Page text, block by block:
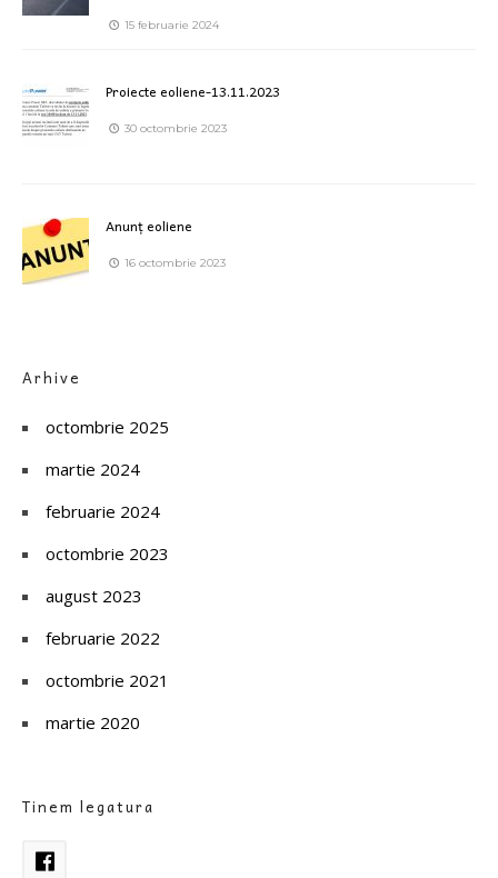
15 februarie 2024
Proiecte eoliene-13.11.2023
30 octombrie 2023
Anunț eoliene
16 octombrie 2023
Arhive
octombrie 2025
martie 2024
februarie 2024
octombrie 2023
august 2023
februarie 2022
octombrie 2021
martie 2020
Tinem legatura